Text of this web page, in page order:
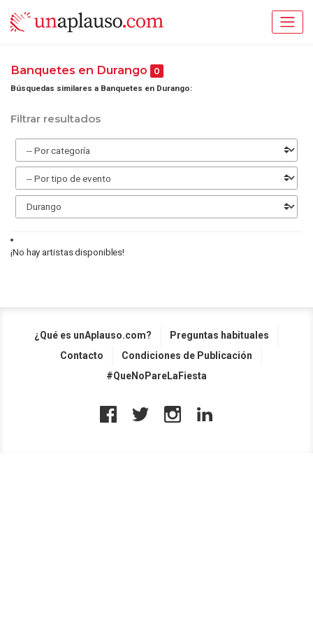
Banquetes en Durango 0
Búsquedas similares a Banquetes en Durango:
Filtrar resultados
¡No hay artistas disponibles!
¿Qué es unAplauso.com?
Preguntas habituales
Contacto
Condiciones de Publicación
#QueNoPareLaFiesta